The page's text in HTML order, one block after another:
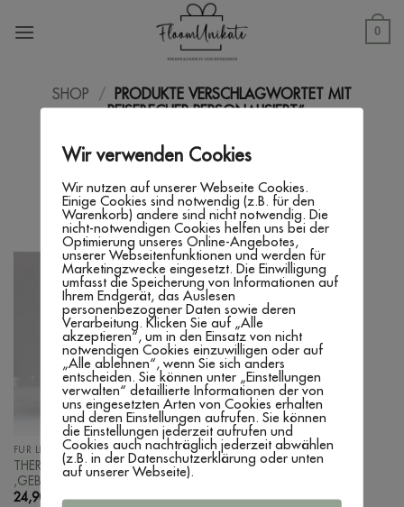
Inhalt
0
SHOP /
PRODUKTE VERSCHLAGWORTET MIT
„REISEBECHER PERSONALISIERT“
FILTER
FÜR LEHRER:INNEN & ERZIEHER:INNEN
THERMOBECHER
‚GEBURTSBLUME‘
24,90
Wir verwenden Cookies
Wir nutzen auf unserer Webseite Cookies.
Einige Cookies sind notwendig (z.B. für den
Warenkorb) andere sind nicht notwendig. Die
nicht-notwendigen Cookies helfen uns bei der
Optimierung unseres Online-Angebotes,
unserer Webseitenfunktionen und werden für
Marketingzwecke eingesetzt. Die Einwilligung
umfasst die Speicherung von Informationen auf
Ihrem Endgerät, das Auslesen
personenbezogener Daten sowie deren
Verarbeitung. Klicken Sie auf „Alle
akzeptieren“, um in den Einsatz von nicht
notwendigen Cookies einzuwilligen oder auf
„Alle ablehnen“, wenn Sie sich anders
entscheiden. Sie können unter „Einstellungen
verwalten“ detaillierte Informationen der von
uns eingesetzten Arten von Cookies erhalten
und deren Einstellungen aufrufen. Sie können
die Einstellungen jederzeit aufrufen und
Cookies auch nachträglich jederzeit abwählen
(z.B. in der Datenschutzerklärung oder unten
auf unserer Webseite).